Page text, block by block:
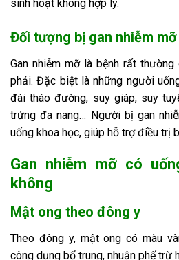
sinh hoạt không hợp lý.
Đối tượng bị gan nhiễm mỡ
Gan nhiễm mỡ là bệnh rất
phải. Đặc biệt là những người
đái tháo đường, suy giáp, suy
trứng đa nang… Người bị gan
uống khoa học, giúp hỗ trợ điều trị
Gan nhiễm mỡ có
không
Mật ong theo đông y
Theo đông y, mật ong có màu
công dụng bổ trung, nhuận phế trừ